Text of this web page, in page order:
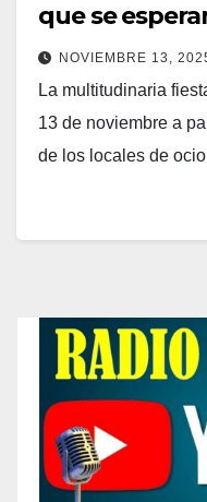
que se
asistentes
NOVIEMBRE 13,
La multitudinaria
13 de noviembre a
de los locales de